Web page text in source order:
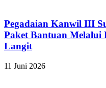
Pegadaian Kanwil III
Paket Bantuan Melalui
Langit
11 Juni 2026